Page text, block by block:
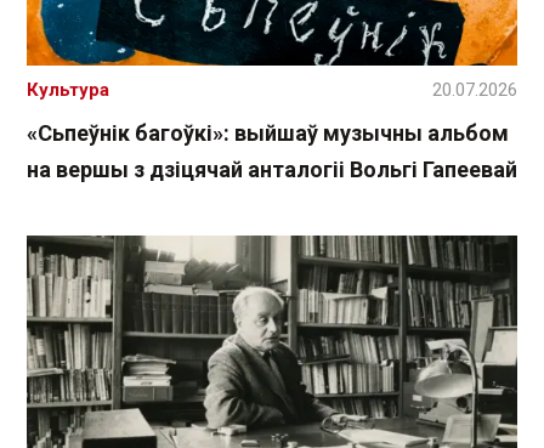
«Сьпеўнік багоўкі»: выйшаў музычны альбом
на вершы з дзіцячай анталогіі Вольгі Гапеевай
Культура 20.07.2026